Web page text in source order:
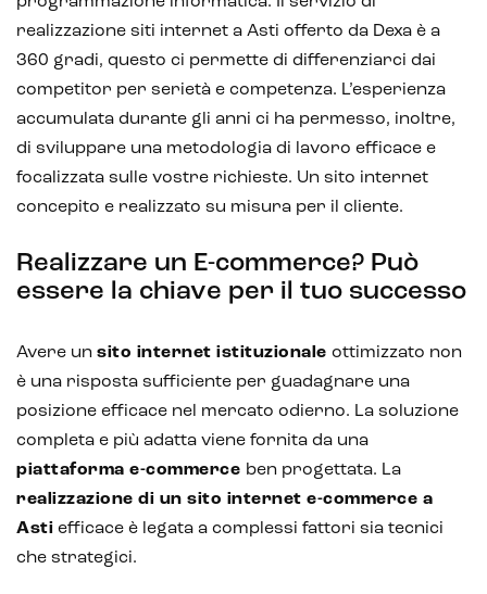
realizzazione siti internet a Asti offerto da Dexa è a
360 gradi, questo ci permette di differenziarci dai
competitor per serietà e competenza. L’esperienza
accumulata durante gli anni ci ha permesso, inoltre,
di sviluppare una metodologia di lavoro efficace e
focalizzata sulle vostre richieste. Un sito internet
concepito e realizzato su misura per il cliente.
Realizzare un E-commerce? Può
essere la chiave per il tuo successo
Avere un sito internet istituzionale ottimizzato non
è una risposta sufficiente per guadagnare una
posizione efficace nel mercato odierno. La soluzione
completa e più adatta viene fornita da una
piattaforma e-commerce ben progettata. La
realizzazione di un sito internet e-commerce a
Asti efficace è legata a complessi fattori sia tecnici
che strategici.